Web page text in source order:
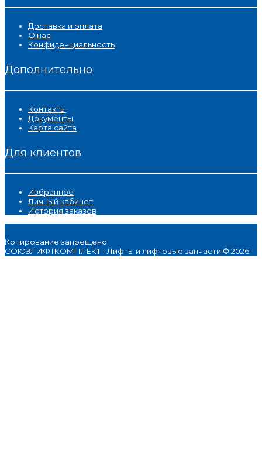
Доставка и оплата
О нас
Конфиденциальность
Дополнительно
Контакты
Документы
Карта сайта
Для клиентов
Избранное
Личный кабинет
История заказов
Копирование запрещено
СОЮЗЛИФТКОМПЛЕКТ - Лифты и лифтовые запчасти © 2026